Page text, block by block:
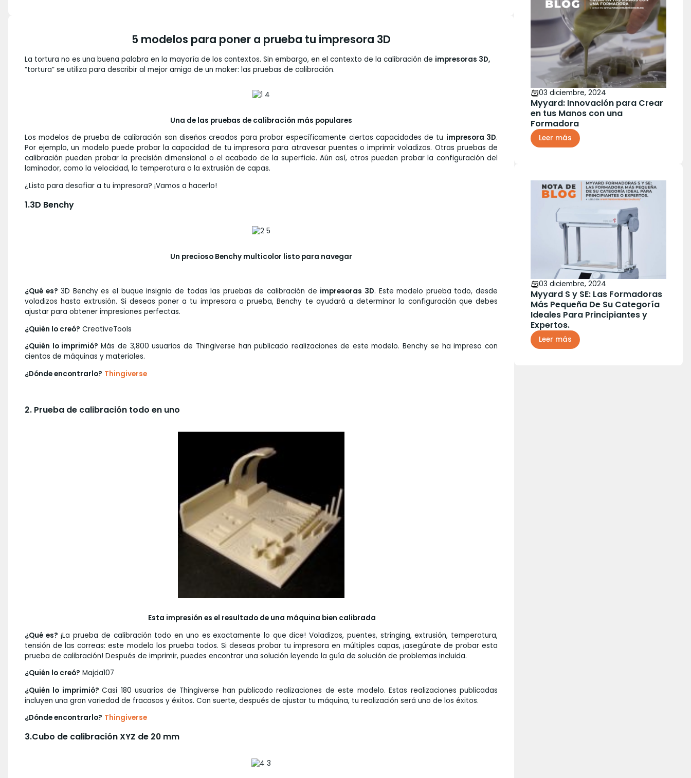
5 modelos para poner a prueba tu impresora 3D
La tortura no es una buena palabra en la mayoría de los contextos. Sin embargo, en el contexto de la calibración de impresoras 3D,
“tortura” se utiliza para describir al mejor amigo de un maker: las pruebas de calibración.
Una de las pruebas de calibración más populares
Los modelos de prueba de calibración son diseños creados para probar específicamente ciertas capacidades de tu impresora 3D.
Por ejemplo, un modelo puede probar la capacidad de tu impresora para atravesar puentes o imprimir voladizos. Otras pruebas de
calibración pueden probar la precisión dimensional o el acabado de la superficie. Aún así, otros pueden probar la configuración del
laminador, como la velocidad, la temperatura o la extrusión de capas.
¿Listo para desafiar a tu impresora? ¡Vamos a hacerlo!
1.3D Benchy
Un precioso Benchy multicolor listo para navegar
¿Qué es? 3D Benchy es el buque insignia de todas las pruebas de calibración de impresoras 3D. Este modelo prueba todo, desde
voladizos hasta extrusión. Si deseas poner a tu impresora a prueba, Benchy te ayudará a determinar la configuración que debes
ajustar para obtener impresiones perfectas.
¿Quién lo creó? CreativeTools
¿Quién lo imprimió?Más de 3,800 usuarios de Thingiverse han publicado realizaciones de este modelo. Benchy se ha impreso con
cientos de máquinas y materiales.
¿Dónde encontrarlo? Thingiverse
2. Prueba de calibración todo en uno
Esta impresión es el resultado de una máquina bien calibrada
¿Qué es? ¡La prueba de calibración todo en uno es exactamente lo que dice! Voladizos, puentes, stringing, extrusión, temperatura,
tensión de las correas: este modelo los prueba todos. Si deseas probar tu impresora en múltiples capas, ¡asegúrate de probar esta
prueba de calibración! Después de imprimir, puedes encontrar una solución leyendo la guía de solución de problemas incluida.
¿Quién lo creó? Majda107
¿Quién lo imprimió?Casi 180 usuarios de Thingiverse han publicado realizaciones de este modelo. Estas realizaciones publicadas
incluyen una gran variedad de fracasos y éxitos. Con suerte, después de ajustar tu máquina, tu realización será uno de los éxitos.
¿Dónde encontrarlo? Thingiverse
3.Cubo de calibración XYZ de 20 mm
03 diciembre, 2024
Myyard: Innovación para Crear
en tus Manos con una
Formadora
Leer más
03 diciembre, 2024
Myyard S y SE: Las Formadoras
Más Pequeña De Su Categoría
Ideales Para Principiantes y
Expertos.
Leer más